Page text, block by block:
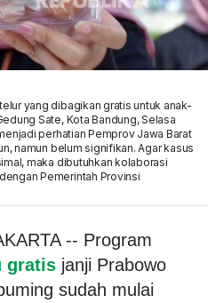
yang dibagikan gratis untuk anak-
Sate, Kota Bandung, Selasa
perhatian Pemprov Jawa Barat
namun belum signifikan. Agar kasus
maka dibutuhkan kolaborasi
Pemerintah Provinsi
-- Program
gratis janji Prabowo
sudah mulai